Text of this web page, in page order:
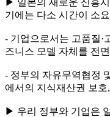
▶ 일본의 새로운 신흥
기에는 다소 시간이 소
- 기업으로서는 고품질·
즈니스 모델 자체를 전
- 정부의 자유무역협정
에서의 지식재산권 보
▶ 우리 정부와 기업은